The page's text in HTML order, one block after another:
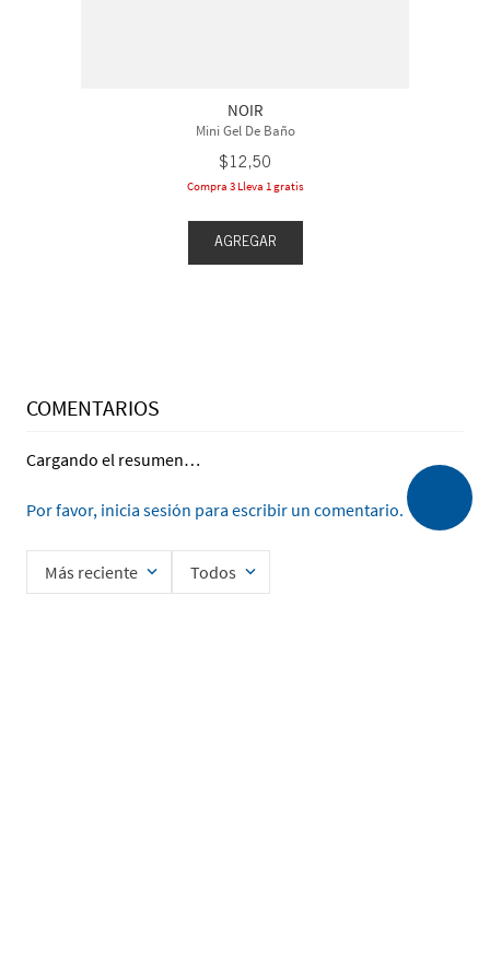
NOIR
Mini Gel De Baño
$12,50
Compra 3 Lleva 1 gratis
AGREGAR
COMENTARIOS
Cargando el resumen…
Por favor, inicia sesión para escribir un comentario.
Más reciente Todos